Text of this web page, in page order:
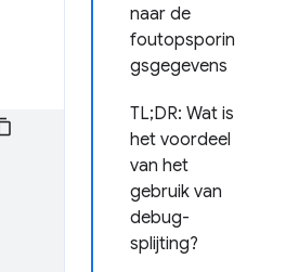
naar de
foutopsporin
gsgegevens
TL;DR: Wat is
het voordeel
van het
gebruik van
debug-
splijting?